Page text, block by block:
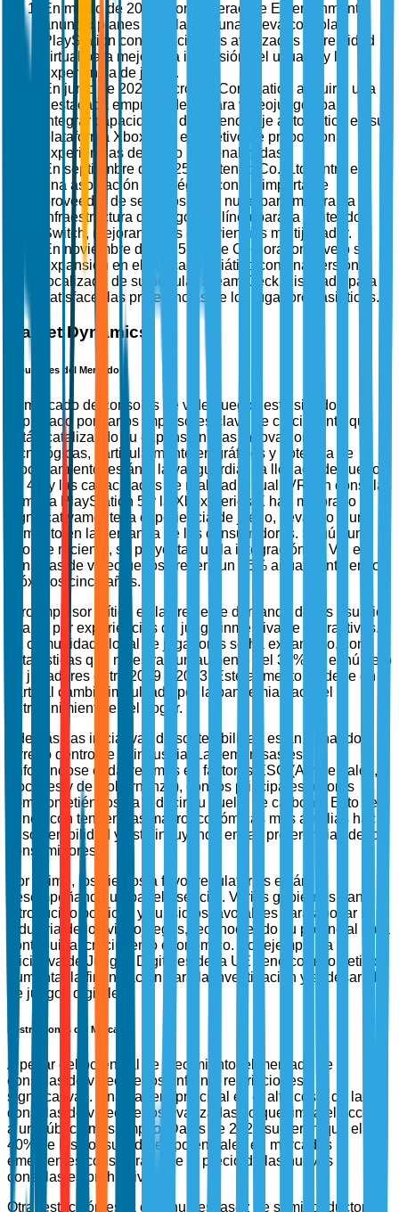
En marzo de 2025, Sony Interactive Entertainment
anunció planes para lanzar una nueva consola
PlayStation con capacidades avanzadas de realidad
virtual para mejorar la inmersión del usuario y la
experiencia de juego.
En junio de 2025, Microsoft Corporation adquirió una
destacada empresa de IA para videojuegos para
integrar capacidades de aprendizaje automático en su
plataforma Xbox, con el objetivo de proporcionar
experiencias de juego personalizadas.
En septiembre de 2025, Nintendo Co., Ltd. entró en
una asociación estratégica con un importante
proveedor de servicios en la nube para mejorar la
infraestructura de juegos en línea para la Nintendo
Switch, mejorando las experiencias multijugador.
En noviembre de 2025, Valve Corporation reveló su
expansión en el mercado asiático con una versión
localizada de su popular Steam Deck, diseñada para
satisfacer las preferencias de los jugadores asiáticos.
Market Dynamics
Impulsores del Mercado
El mercado de consolas de videojuegos está siendo
impulsado por varios impulsores clave de crecimiento que
están catalizando su expansión. Las innovaciones
tecnológicas, particularmente en gráficos y potencia de
procesamiento, están a la vanguardia. La llegada del juego
en 4K y las capacidades de realidad virtual (VR) en consolas
como la PlayStation 5 y la Xbox Series X han mejorado
significativamente la experiencia de juego, llevando a un
aumento en la demanda de los consumidores. Según un
informe reciente, se proyecta que la integración de VR en
consolas de videojuegos crecerá un 25% anualmente en los
próximos cinco años.
Otro impulsor crítico es la creciente demanda de los usuarios
finales por experiencias de juego inmersivas e interactivas.
La comunidad global de jugadores se ha expandido, con
estadísticas que muestran un aumento del 30% en el número
de jugadores entre 2019 y 2023. Este aumento se debe en
parte al cambio impulsado por la pandemia hacia el
entretenimiento en el hogar.
Además, las iniciativas de sostenibilidad están ganando
terreno dentro de la industria. Las empresas están
enfocándose cada vez más en factores ESG (Ambientales,
Sociales y de Gobernanza), con los principales actores
comprometiéndose a reducir su huella de carbono. Esto se
alinea con tendencias macroeconómicas más amplias hacia
la sostenibilidad y está influyendo en las preferencias de los
consumidores.
Por último, los vientos a favor regulatorios están
desempeñando un papel esencial. Varios gobiernos han
introducido políticas y subsidios favorables para apoyar la
industria de los videojuegos, reconociendo su potencial para
contribuir al crecimiento económico. Por ejemplo, la
Iniciativa de Juegos Digitales de la UE tiene como objetivo
aumentar la financiación para la investigación y el desarrollo
de juegos digitales.
Restricciones del Mercado
A pesar del potencial de crecimiento, el mercado de
consolas de videojuegos enfrenta restricciones
significativas. Una barrera principal es el alto costo de las
consolas de videojuegos avanzadas, lo que limita el acceso
a un público más amplio. Datos de 2023 sugieren que el
40% de los consumidores potenciales en mercados
emergentes consideran que el precio de las nuevas
consolas es prohibitivo.
Otra restricción es la continua escasez de semiconductores,